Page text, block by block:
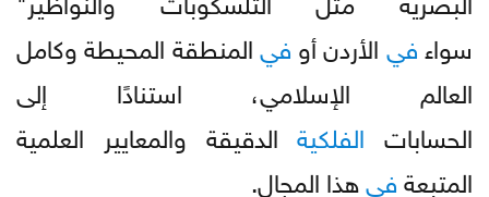
سواءفيالأردن أوفيالمنطقة المحيطة وكامل
العالم الإسلامي، استنادًا إلى
الحسابات الفلكيةالدقيقة والمعايير العلمية
المتبعةفيهذا المجال.